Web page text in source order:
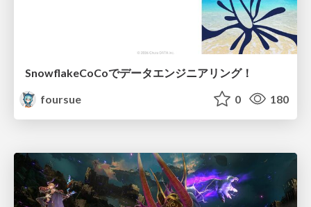
SnowflakeCoCoでデータエンジニアリング！
foursue
0 180